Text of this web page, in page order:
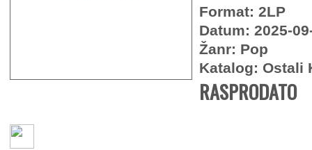
Format: 2LP
Datum: 2025-
Žanr: Pop
Katalog: Ostali
RASPRODATO